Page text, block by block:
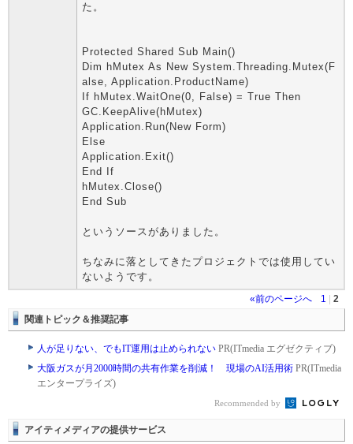
た。
Protected Shared Sub Main()
Dim hMutex As New System.Threading.Mutex(F
alse, Application.ProductName)
If hMutex.WaitOne(0, False) = True Then
GC.KeepAlive(hMutex)
Application.Run(New Form)
Else
Application.Exit()
End If
hMutex.Close()
End Sub
というソースがありました。
ちなみに落としてきたプロジェクトでは使用してい
ないようです。
«前のページへ 1
2
関連トピック＆推奨記事
人が足りない、でもIT運用は止められない PR(ITmedia エグゼクティブ)
大阪ガスが月2000時間の共有作業を削減！ 現場のAI活用術 PR(ITmedia
エンタープライズ)
Recommended by
アイティメディアの提供サービス